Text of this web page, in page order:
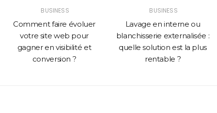
BUSINESS
Comment faire évoluer
votre site web pour
gagner en visibilité et
conversion ?
BUSINESS
Lavage en interne ou
blanchisserie externalisée :
quelle solution est la plus
rentable ?